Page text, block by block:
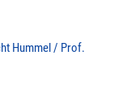
Hummel / Prof.